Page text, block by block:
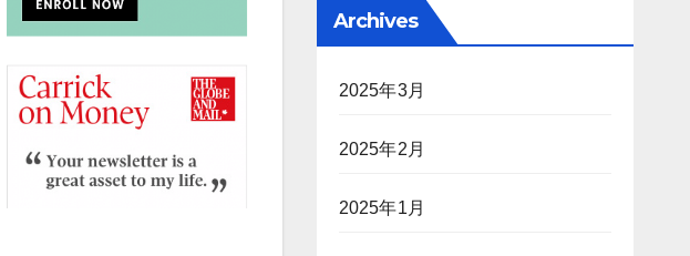
Archives
2025年3月
2025年2月
2025年1月